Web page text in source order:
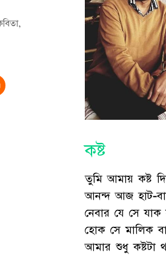
,
কষ্ট
তুমি আমায় কষ্ট
আনন্দ আজ হাট-
নেবার যে সে যাক
হোক সে মালিক
আমার শুধু কষ্টটা